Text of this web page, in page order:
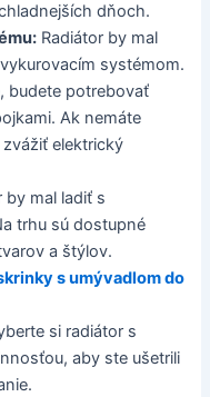
dňoch.
Radiátor by mal
systémom.
budete potrebovať
Ak nemáte
elektrický
by mal ladiť s
trhu sú dostupné
a štýlov.
s umývadlom do
si radiátor s
aby ste ušetrili